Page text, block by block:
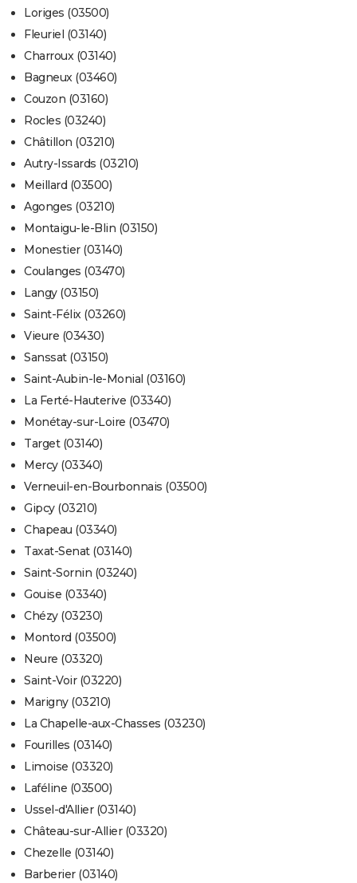
Loriges (03500)
Fleuriel (03140)
Charroux (03140)
Bagneux (03460)
Couzon (03160)
Rocles (03240)
Châtillon (03210)
Autry-Issards (03210)
Meillard (03500)
Agonges (03210)
Montaigu-le-Blin (03150)
Monestier (03140)
Coulanges (03470)
Langy (03150)
Saint-Félix (03260)
Vieure (03430)
Sanssat (03150)
Saint-Aubin-le-Monial (03160)
La Ferté-Hauterive (03340)
Monétay-sur-Loire (03470)
Target (03140)
Mercy (03340)
Verneuil-en-Bourbonnais (03500)
Gipcy (03210)
Chapeau (03340)
Taxat-Senat (03140)
Saint-Sornin (03240)
Gouise (03340)
Chézy (03230)
Montord (03500)
Neure (03320)
Saint-Voir (03220)
Marigny (03210)
La Chapelle-aux-Chasses (03230)
Fourilles (03140)
Limoise (03320)
Laféline (03500)
Ussel-d'Allier (03140)
Château-sur-Allier (03320)
Chezelle (03140)
Barberier (03140)